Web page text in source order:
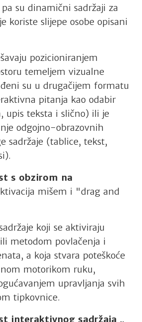
su dinamični sadržaji za
koriste slijepe osobe opisani
pozicioniranjem
temeljem vizualne
su u drugačijem formatu
pitanja kao odabir
upis teksta i slično) ili je
odgojno-obrazovnih
sadržaje (tablice, tekst,
s obzirom na
mišem i "drag and
koji se aktiviraju
metodom povlačenja i
a koja stvara poteškoće
motorikom ruku,
upravljanja svih
tipkovnice.
interaktivnog sadržaja „